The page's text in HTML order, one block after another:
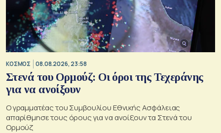
ΚΟΣΜΟΣ 08.08.2026, 23:58
Στενά του Ορμούζ: Οι όροι της Τεχεράνης
για να ανοίξουν
Ο γραμματέας του Συμβουλίου Εθνικής Ασφάλειας
απαρίθμησε τους όρους για να ανοίξουν τα Στενά του
Ορμούζ